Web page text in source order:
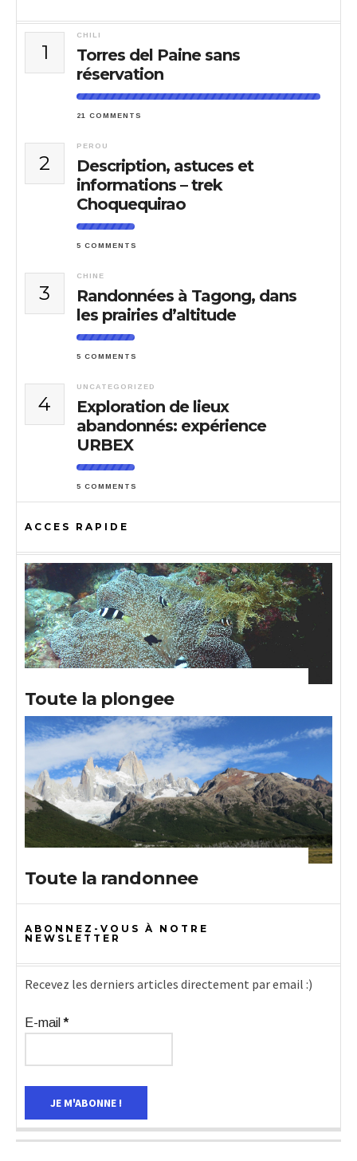
1
CHILI
Torres del Paine sans
réservation
21 COMMENTS
2
PEROU
Description, astuces et
informations – trek
Choquequirao
5 COMMENTS
3
CHINE
Randonnées à Tagong, dans
les prairies d’altitude
5 COMMENTS
4
UNCATEGORIZED
Exploration de lieux
abandonnés: expérience
URBEX
5 COMMENTS
ACCES RAPIDE
Toute la plongee
Toute la randonnee
ABONNEZ-VOUS À NOTRE
NEWSLETTER
Recevez les derniers articles directement par email :)
E-mail*